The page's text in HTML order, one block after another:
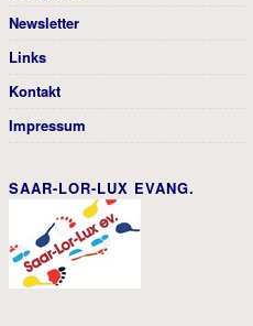
Newsletter
Links
Kontakt
Impressum
SAAR-LOR-LUX EVANG.